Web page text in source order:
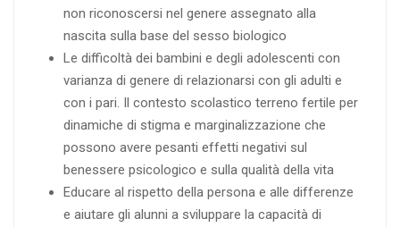
non riconoscersi nel genere assegnato alla
nascita sulla base del sesso biologico
Le difficoltà dei bambini e degli adolescenti con
varianza di genere di relazionarsi con gli adulti e
con i pari. Il contesto scolastico terreno fertile per
dinamiche di stigma e marginalizzazione che
possono avere pesanti effetti negativi sul
benessere psicologico e sulla qualità della vita
Educare al rispetto della persona e alle differenze
e aiutare gli alunni a sviluppare la capacità di